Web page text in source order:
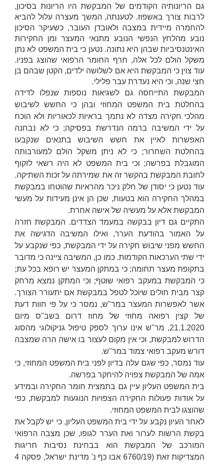
גם הריונותיה הקודמים של המבקשת היו הריונות בסיכון,
לרבות צורך באשפוז. לטענתה, המשך מעצרה עלול להביא
להחמרה מיידית במצבה ולאובדן העובר, כשעיקר הסיכון
נובע מהלחץ הנפשי הנובע מתנאי המעצר ומן החקירות
האינטנסיביות שבהן היא נתונה. נטען כי בית המשפט לא נתן
משקל הולם לכל אלה, חרף החומר הרפואי שהוצג בפניו.
עוד צוין כי המבקשת היא אם לשלושה ילדים, הקטן שבהם בן
חצי שנה, וכי היא נעדרת עבר פלילי.
המבקשת התייחסה גם לשגיאות נוספות שנפלו לדידה
בהחלטת בית המשפט המחוזי ובהן כי החשש לשיבוש
מהלכי חקירה מצדה לא נתמך בראיות לכאוריות ולא הוכח
על ידי המשיבה ברמה הנדרשת בפסיקה; כי לא נבחנה
האפשרות לאיין את חשש השיבוש בתנאים שנקבעו
בהחלטת השחרור; כי לא ניתן משקל הולם למעורבותה
המוגבלת בפרשה; וכי בית המשפט לא היה רשאי לזקוף
לחובת המבקשת בהקשר זה את שמירתה על זכות השתיקה.
עוד נטען כי יסודן של חלק ניכר מהראיות שהוטחו במבקשת
במהלך החקירה הוא בטעות, שכן הן אינן מעידות על מעשי
המבקשת אלא על מעשיה של אישה אחרת.
התקיים גם דיון בבקשה במעמד הצדדים. המבקשת חזרה
על האמור בהודעת הערר, ואילו המשיבה הדגישה את
החשש מפני שיבוש חקירה על ידי המבקשת, כפי שנקבע על
ידי שתי הערכאות הקודמות. כמו כן, המשיבה ציינה כי מדובר
בתקופת מעצר תחומה; כי במתקן המעצר יש רופא בכל עת;
כי המבקשת במעקב רפואי שוטף; וכי המתקן נמצא מרחק
קצר מבית חולים שיוכל לטפל במבקשת אם יתעורר הצורך.
אשר לאפשרות המעצר במר"ש, נמסר כי על פי חוות דעת
של קצין רפואה מחוזי של מחוז דרום בשב"ס מיום
21.1.2020, מר"ש אינו ערוך לספק טיפול גניקולוגי מהסוג
הדרוש למבקשת, וכי אין מקום לעצור בו אישה הרה שמצבה
דורש מעקב רפואי צמוד במר"ש.
עוד נמסר, כפי שגם עלה בדיון לפני בית המשפט המחוזי, כי
אמה של המבקשת צפויה להיחקר בפרשה.
בית המשפט העליון עיין גם בתמצית חומר החקירה ובמידע
על אודות פעולות החקירה הצפויות הנוגעות למבקשת, כפי
שהוצגו לבית המשפט המחוזי.
לאחר העיון נקבע על ידי בית המשפט העליון, כי יש לקבל את
בקשת הרשות לערור ואת הערר לגופו, שכן מצבה הרפואי
המורכב של המבקשת הוא בבחינת נסיבות חריגות
המצדיקות זאת (6760/19
אבו כף נ' מדינת ישראל
, פסקה 4